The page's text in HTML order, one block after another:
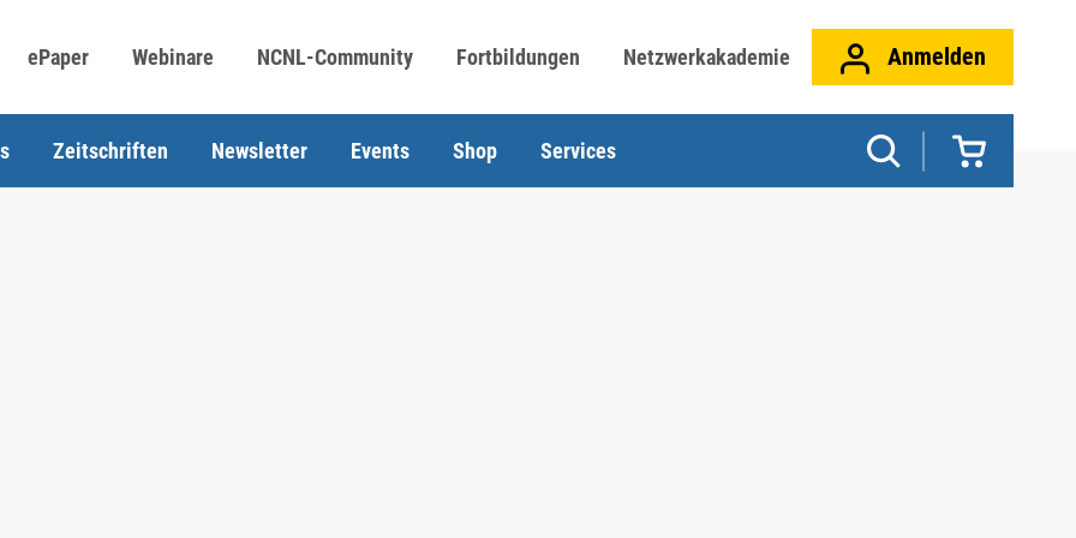
ePaper Webinare NCNL-Community Fortbildungen Netzwerkakademie Anmelden
Zeitschriften Newsletter Events Shop Services